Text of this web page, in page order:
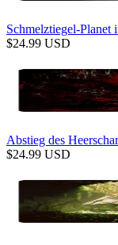
Schmelztiegel-Planet
$24.99 USD
Abstieg des
$24.99 USD